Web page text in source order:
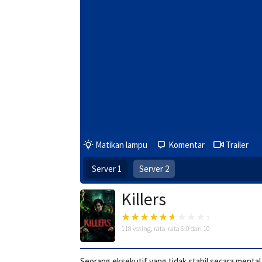
Matikan lampu Komentar Trailer
Server 1 Server 2
Killers
118 voting, rata-rata 6.0 dari 10